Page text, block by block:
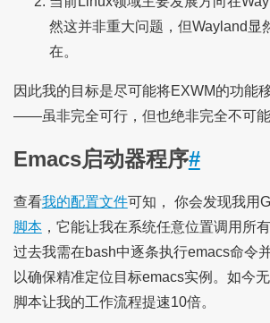
然这并非重大问题，但Wayland显
在。
因此我的目标是尽可能将EXWM的功能
——虽非完全可行，但也绝非完全不可能
Emacs启动器程序#
查看我的配置文件可知， 你会发现我用
脚本，它能让我在系统任意位置调用所
过去我需在bash中逐条执行emacs命令
以确保精准定位目标emacs实例。如今
脚本让我的工作流程提速10倍。